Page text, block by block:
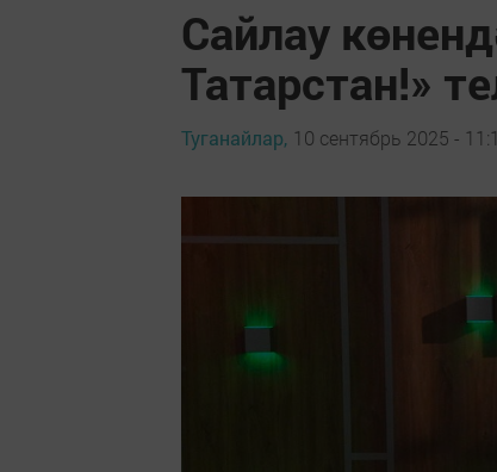
Сайлау
Татарстан!»
Туганайлар, 10 сентябрь 2025 -